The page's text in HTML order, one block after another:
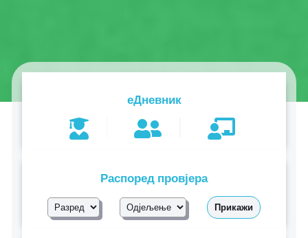
еДневник
Распоред провјера
Прикажи